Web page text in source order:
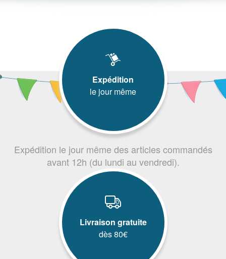
Expédition
le jour même
Expédition le jour même des articles commandés
avant 12h (du lundi au vendredi).
Livraison gratuite
dès 80€